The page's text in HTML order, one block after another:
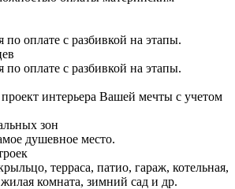
оплате с разбивкой на этапы.
оплате с разбивкой на этапы.
интерьера Вашей мечты с учетом
зон
душевное место.
терраса, патио, гараж, котельная,
комната, зимний сад и др.